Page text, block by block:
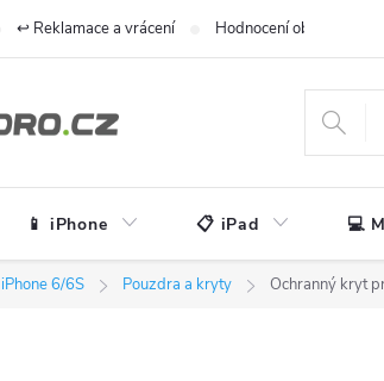
↩️ Reklamace a vrácení Hodnocení obchodu
📱 iPhone 📋 iPad 💻
iPhone 6/6S Pouzdra a kryty Ochranný kryt